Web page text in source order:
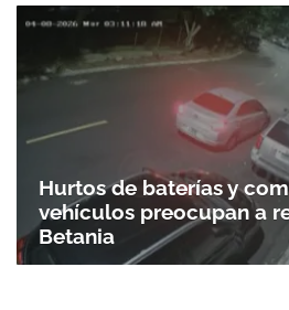
Hurtos de baterías y
vehículos preocupan a
Betania